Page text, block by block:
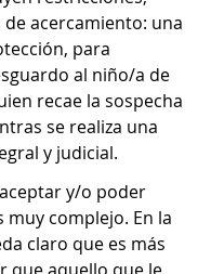
de acercamiento: una
para
al niño/a de
recae la sospecha
se realiza una
y judicial.
y/o poder
muy complejo. En la
claro que es más
que aquello que le